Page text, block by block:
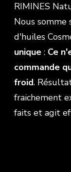
RIMINES
Nous somme
d'huiles
unique : Ce
commande
froid.
fraichement
faits et agit